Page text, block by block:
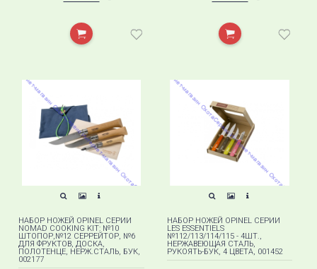
НАБОР НОЖЕЙ OPINEL СЕРИИ
NOMAD COOKING KIT: №10
ШТОПОР,№12 СЕРРЕЙТОР, №6
ДЛЯ ФРУКТОВ, ДОСКА,
ПОЛОТЕНЦЕ, НЕРЖ.СТАЛЬ, БУК,
002177
НАБОР НОЖЕЙ OPINEL СЕРИИ
LES ESSENTIELS
№112/113/114/115 - 4ШТ.,
НЕРЖАВЕЮЩАЯ СТАЛЬ,
РУКОЯТЬ-БУК, 4 ЦВЕТА, 001452